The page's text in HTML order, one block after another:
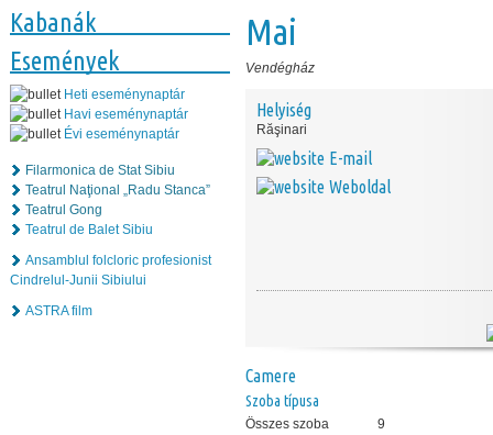
Kabanák
Események
Heti eseménynaptár
Havi eseménynaptár
Évi eseménynaptár
Filarmonica de Stat Sibiu
Teatrul Naţional „Radu Stanca”
Teatrul Gong
Teatrul de Balet Sibiu
Ansamblul folcloric profesionist
Cindrelul-Junii Sibiului
ASTRA film
Mai
Vendégház
Helyiség
Răşinari
E-mail
Weboldal
Camere
Szoba típusa
Összes szoba
9